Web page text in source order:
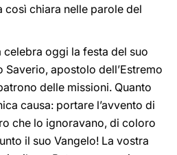
così chiara nelle parole del
oggi la festa del suo
Saverio, apostolo dell’Estremo
delle missioni. Quanto
causa: portare l’avvento di
che lo ignoravano, di coloro
il suo Vangelo! La vostra